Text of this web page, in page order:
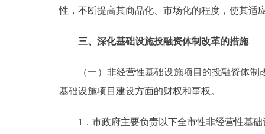
性，不断提高其商品化、市场化的程度，使其适
三、深化基础设施投融资体制改革的措施
（一）非经营性基础设施项目的投融资体制
基础设施项目建设方面的财权和事权。
1．市政府主要负责以下全市性非经营性基础